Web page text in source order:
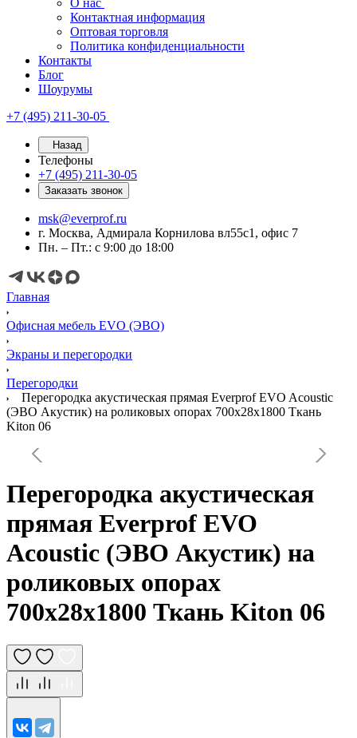
О нас
Контактная информация
Оптовая торговля
Политика конфиденциальности
Контакты
Блог
Шоурумы
+7 (495) 211-30-05
Назад
Телефоны
+7 (495) 211-30-05
Заказать звонок
msk@everprof.ru
г. Москва, Адмирала Корнилова вл55с1, офис 7
Пн. – Пт.: с 9:00 до 18:00
Главная
Офисная мебель EVO (ЭВО)
Экраны и перегородки
Перегородки
Перегородка акустическая прямая Everprof EVO Acoustic
(ЭВО Акустик) на роликовых опорах 700х28х1800 Ткань
Kiton 06
Перегородка акустическая
прямая Everprof EVO
Acoustic (ЭВО Акустик) на
роликовых опорах
700х28х1800 Ткань Kiton 06